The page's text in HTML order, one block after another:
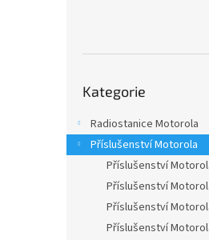
kategorie
Kategorie
Radiostanice Motorola
Příslušenství Motorola
Příslušenství
Příslušenství
Příslušenství
Příslušenství